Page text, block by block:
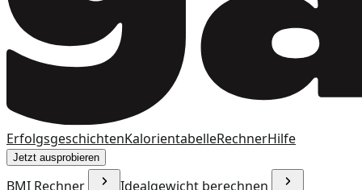
ErfolgsgeschichtenKalorientabelleRechnerHilfe
Jetzt ausprobieren
BMI Rechner
Idealgewicht berechnen